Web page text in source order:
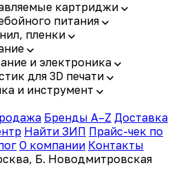
картриджи
питания
пленки
и электроника
для 3D печати
и инструмент
Бренды A–Z Доставка
Найти ЗИП Прайс-чек по
О компании Контакты
Б. Новодмитровская